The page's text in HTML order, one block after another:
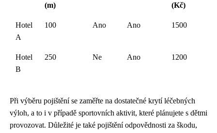
(m)
(Kč)
Hotel
A
100 Ano Ano 1500
Hotel
B
250 Ne Ano 1200
Při výběru pojištění se zaměřte na dostatečné krytí léčebných
výloh, a to i v případě sportovních aktivit, které plánujete s dětmi
provozovat. Důležité je také pojištění odpovědnosti za škodu,